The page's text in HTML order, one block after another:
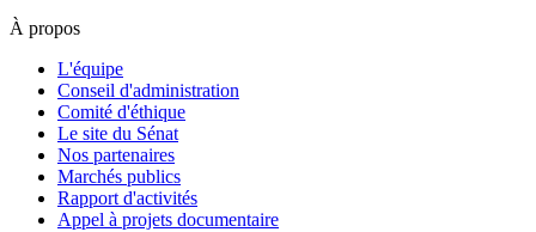
À propos
L'équipe
Conseil d'administration
Comité d'éthique
Le site du Sénat
Nos partenaires
Marchés publics
Rapport d'activités
Appel à projets documentaire